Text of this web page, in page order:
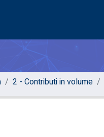
2 - Contributi in volume